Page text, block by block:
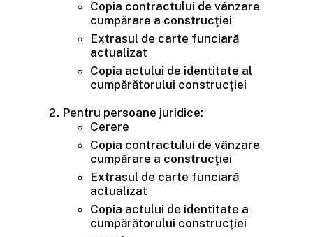
Copia contractului de vânzare
cumpărare a construcţiei
Extrasul de carte funciară
actualizat
Copia actului de identitate al
cumpărătorului construcţiei
Pentru persoane juridice:
Cerere
Copia contractului de vânzare
cumpărare a construcţiei
Extrasul de carte funciară
actualizat
Copia actului de identitate a
cumpărătorului construcţiei